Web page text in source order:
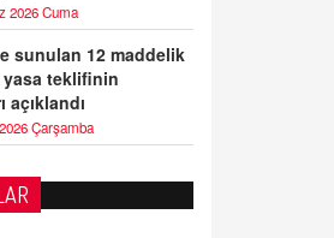
2026 Cuma
sunulan 12 maddelik
yasa teklifinin
açıklandı
Çarşamba